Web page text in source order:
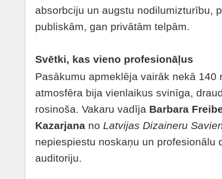
absorbciju un augstu nodilumizturību,
publiskām, gan privātām telpām.
Svētki, kas vieno profesionāļus
Pasākumu apmeklēja vairāk nekā 140
atmosfēra bija vienlaikus svinīga,
rosinoša. Vakaru vadīja Barbara
Kazarjana no Latvijas Dizaineru
nepiespiestu noskaņu un profesionālu
auditoriju.